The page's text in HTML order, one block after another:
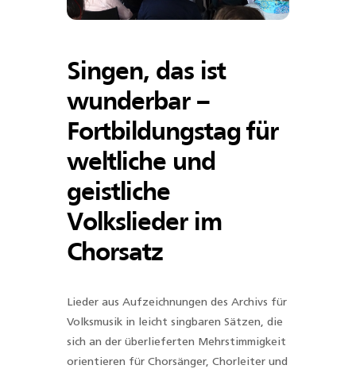
Singen, das ist
wunderbar –
Fortbildungstag für
weltliche und
geistliche
Volkslieder im
Chorsatz
Lieder aus Aufzeichnungen des Archivs für
Volksmusik in leicht singbaren Sätzen, die
sich an der überlieferten Mehrstimmigkeit
orientieren für Chorsänger, Chorleiter und